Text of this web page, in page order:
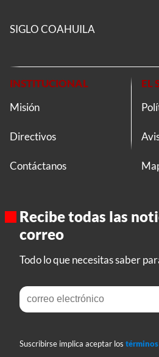
SIGLO COAHUILA
INSTITUCIONAL
Misión
Directivos
Contáctanos
EL
Recibe todas las
correo
Todo lo que necesitas saber
Suscribirse implica aceptar los